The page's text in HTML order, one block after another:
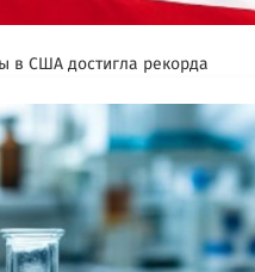
в США достигла рекорда